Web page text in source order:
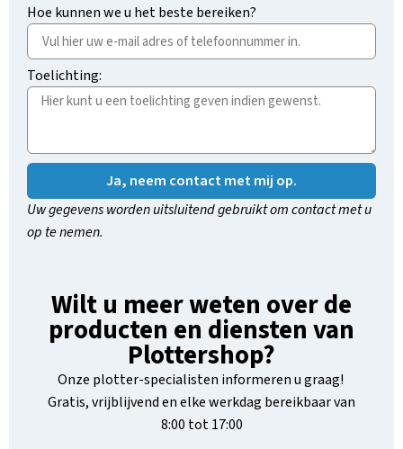
Wilt u meer weten over de
producten en diensten van
Plottershop?
Onze plotter-specialisten informeren u graag!
Gratis, vrijblijvend en elke werkdag bereikbaar van
8:00 tot 17:00
Hoe kunnen we u het beste bereiken?
Toelichting:
Ja, neem contact met mij op.
Uw gegevens worden uitsluitend gebruikt om contact met u
op te nemen.